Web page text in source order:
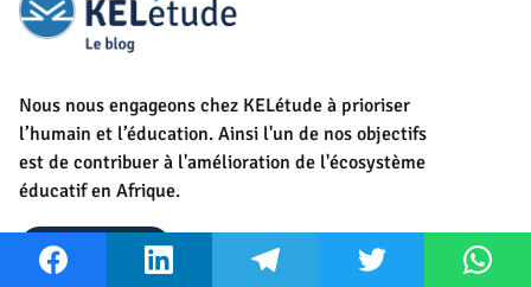
Nous nous engageons chez KELétude à prioriser
l’humain et l’éducation. Ainsi l'un de nos objectifs
est de contribuer à l'amélioration de l'écosystème
éducatif en Afrique.
Je suis auteur